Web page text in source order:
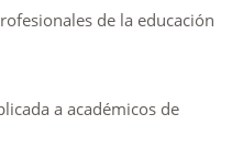
de la educación
a académicos de